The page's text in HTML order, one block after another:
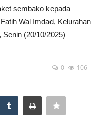
sembako kepada
Wal Imdad, Kelurahan
(20/10/2025)
0 106